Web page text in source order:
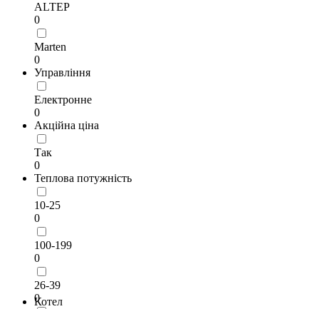
ALTEP
0
Marten
0
Управління
Електронне
0
Акційна ціна
Так
0
Теплова потужність
10-25
0
100-199
0
26-39
0
Котел